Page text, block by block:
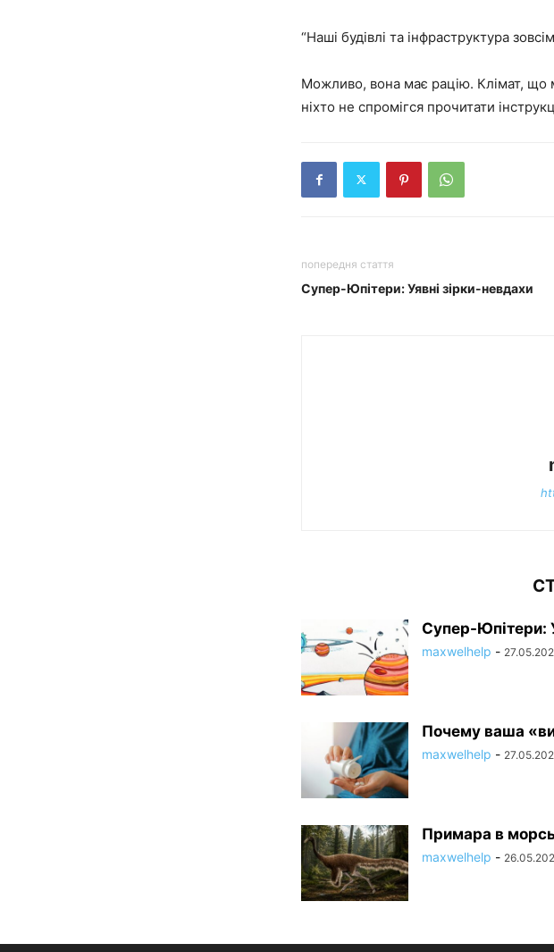
“Наші будівлі та інфраструктура
Можливо, вона має рацію. Клімат, що
ніхто не спромігся прочитати
попередня стаття
Супер-Юпітери: Уявні зірки-невдахи
Супер-Юпітери:
maxwelhelp -
Почему ваша
maxwelhelp -
Примара в
maxwelhelp -